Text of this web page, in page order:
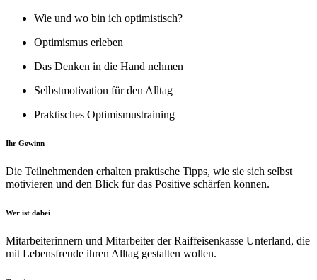
Wie und wo bin ich optimistisch?
Optimismus erleben
Das Denken in die Hand nehmen
Selbstmotivation für den Alltag
Praktisches Optimismustraining
Ihr Gewinn
Die Teilnehmenden erhalten praktische Tipps, wie sie sich selbst
motivieren und den Blick für das Positive schärfen können.
Wer ist dabei
Mitarbeiterinnern und Mitarbeiter der Raiffeisenkasse Unterland, die
mit Lebensfreude ihren Alltag gestalten wollen.